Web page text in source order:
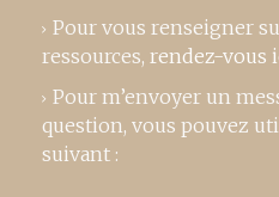
Pour vous renseigner
ressources, rendez-vous
Pour m’envoyer un
question, vous pouvez
suivant :